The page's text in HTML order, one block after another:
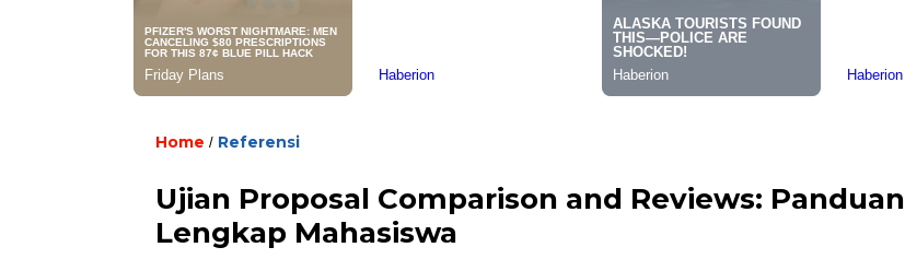
Home / Referensi
Ujian Proposal Comparison and Reviews: Panduan
Lengkap Mahasiswa